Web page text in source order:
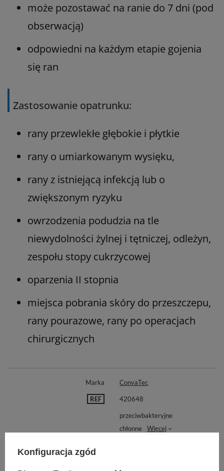
może pozostawać na ranie do 7 dni (pod
obserwacją)
odpowiedni na każdym etapie gojenia
się ran
Zastosowanie opatrunku:
rany przewlekłe głębokie i płytkie
rany o umiarkowanym wysięku,
rany z istniejącą infekcją lub o
zwiększonym ryzyku
owrzodzenia podudzia na tle
niewydolności żylnej i tętniczej, odleżyn,
zespołu stopy cukrzycowej
oparzenia II stopnia
miejsca pobrania skóry do przeszczepu,
rany pourazowe, rany po operacjach
chirurgicznych
Marka ConvaTec
REF 420648
Zastosowanie opatrunku
przeciwbakteryjne
chłonne
Więcej
Konfiguracja zgód